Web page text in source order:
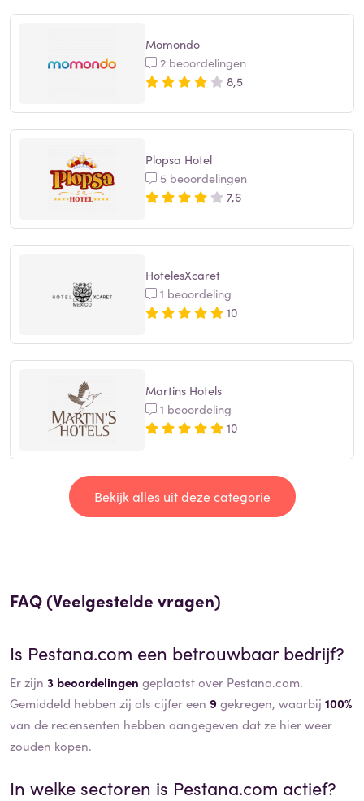
Momondo
2 beoordelingen
8,5
Plopsa Hotel
5 beoordelingen
7,6
HotelesXcaret
1 beoordeling
10
Martins Hotels
1 beoordeling
10
Bekijk alles uit deze categorie
FAQ (Veelgestelde vragen)
Is Pestana.com een betrouwbaar bedrijf?
Er zijn 3 beoordelingen geplaatst over Pestana.com.
Gemiddeld hebben zij als cijfer een 9gekregen, waarbij 100%
van de recensenten hebben aangegeven dat ze hier weer
zouden kopen.
In welke sectoren is Pestana.com actief?